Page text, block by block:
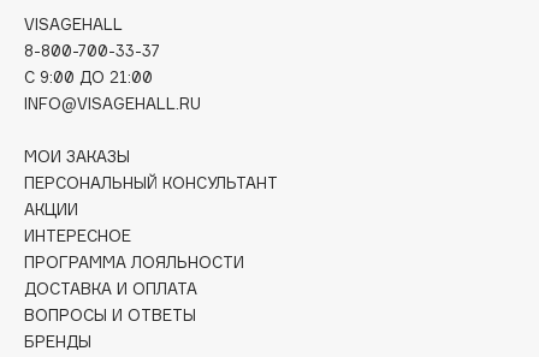
Clinique
Clive Christian
Club De Nuit
Consly
Corimo
CosRX
Cottolina
Crescina
Cunzite
VISAGEHALL
8-800-700-33-37
C 9:00 ДО 21:00
INFO@VISAGEHALL.RU
МОИ ЗАКАЗЫ
ПЕРСОНАЛЬНЫЙ КОНСУЛЬТАНТ
АКЦИИ
ИНТЕРЕСНОЕ
ПРОГРАММА ЛОЯЛЬНОСТИ
ДОСТАВКА И ОПЛАТА
ВОПРОСЫ И ОТВЕТЫ
БРЕНДЫ